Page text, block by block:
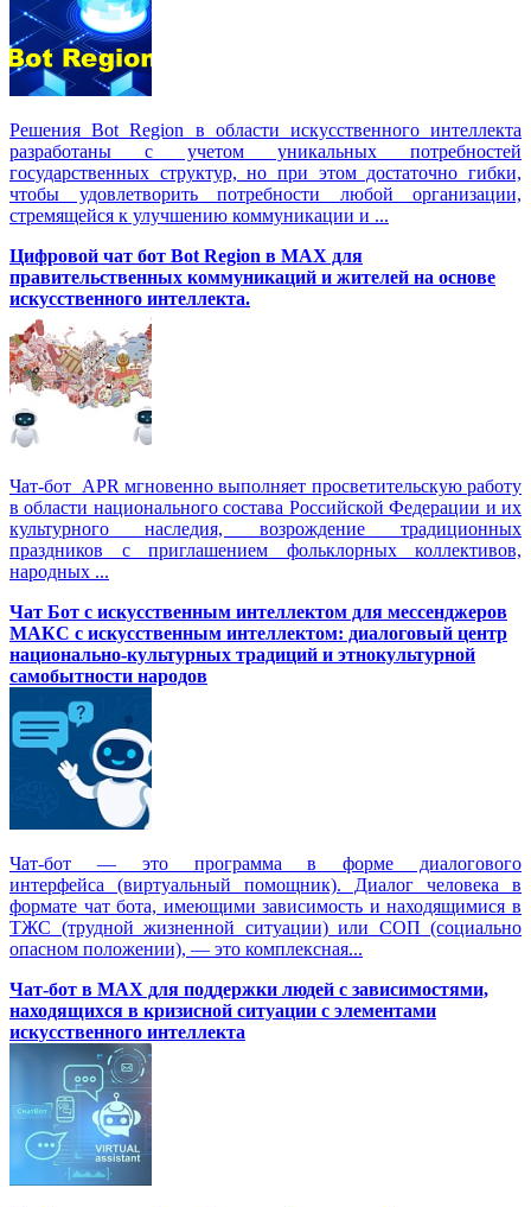
Решения Вot Region в области искусственного интеллекта
разработаны с учетом уникальных потребностей
государственных структур, но при этом достаточно гибки,
чтобы удовлетворить потребности любой организации,
стремящейся к улучшению коммуникации и ...
Цифровой чат бот Вot Region в MAX для
правительственных коммуникаций и жителей на основе
искусственного интеллекта.
Чат-бот APR мгновенно выполняет просветительскую работу
в области национального состава Российской Федерации и их
культурного наследия, возрождение традиционных
праздников с приглашением фольклорных коллективов,
народных ...
Чат Бот с искусственным интеллектом для мессенджеров
МАКС с искусственным интеллектом: диалоговый центр
национально-культурных традиций и этнокультурной
самобытности народов
Чат-бот — это программа в форме диалогового
интерфейса (виртуальный помощник). Диалог человека в
формате чат бота, имеющими зависимость и находящимися в
ТЖС (трудной жизненной ситуации) или СОП (социально
опасном положении), — это комплексная...
Чат-бот в MAX для поддержки людей с зависимостями,
находящихся в кризисной ситуации с элементами
искусственного интеллекта